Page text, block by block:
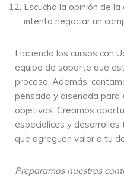
Escucha la opinión de
intenta negociar un
Haciendo los cursos con
equipo de soporte que
proceso. Además,
pensada y diseñada para
objetivos. Creamos
especialices y
que agreguen valor a tu
Preparamos nuestros